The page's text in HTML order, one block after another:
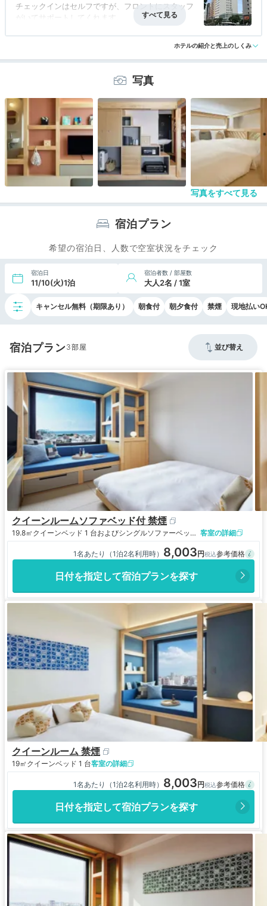
宿泊体験やホテル公式からのコメントあり
チェックインはセルフですが、フロントにスタッフ
がいてサポートしてくれます。
バスタブがないことだけが残念ですが、シャワーだ
けで十分というのであれば満足度高い部屋だと思い
2階のライブラリーや1階のラウンジみたいなスペー
スで様々なイベントが開催されており、泡盛のイベ
ントに参加させていただきました。
泡盛をストレートで飲むという滅多にない経験でし
た！
フロント前ではドリンク（シークワーサージュー
ス・バタフライティー）が提供されていて、蒸し暑
い外からホテルへ戻った時にいただけるのは有難か
ったです。
アクセス 3.5 コスパ 3.5 客室 4.0 接客対応 4.0 風呂 3.0
ホテルの紹介と売上のしくみ
写真
写真をすべて見る
宿泊プラン
希望の宿泊日、人数で空室状況をチェック
宿泊日
11/10(火)1泊
宿泊者数 / 部屋数
大人2名 / 1室
キャンセル無料（期限あり） 朝食付 朝夕食付 禁煙 現地払い
宿泊プラン3 並び替え
クイーンルームソファベッド付 禁煙
19.8㎡ クイーンベッド 1 台およびシングルソファーベッド 1 台 客室の詳細
1名あたり（1泊2名利用時） 8,003
日付を指定して宿泊プランを探す
クイーンルーム 禁煙
19㎡ クイーンベッド 1 台客室の詳細
1名あたり（1泊2名利用時） 8,003
日付を指定して宿泊プランを探す